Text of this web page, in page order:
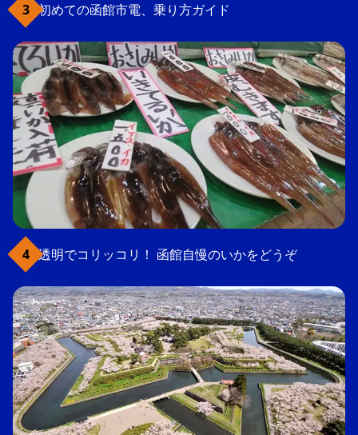
初めての函館市電、乗り方ガイド
透明でコリッコリ！ 函館自慢のいかをどうぞ